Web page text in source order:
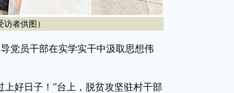
者供图）
党员干部在实学实干中汲取思想伟
好日子！”台上，脱贫攻坚驻村干部